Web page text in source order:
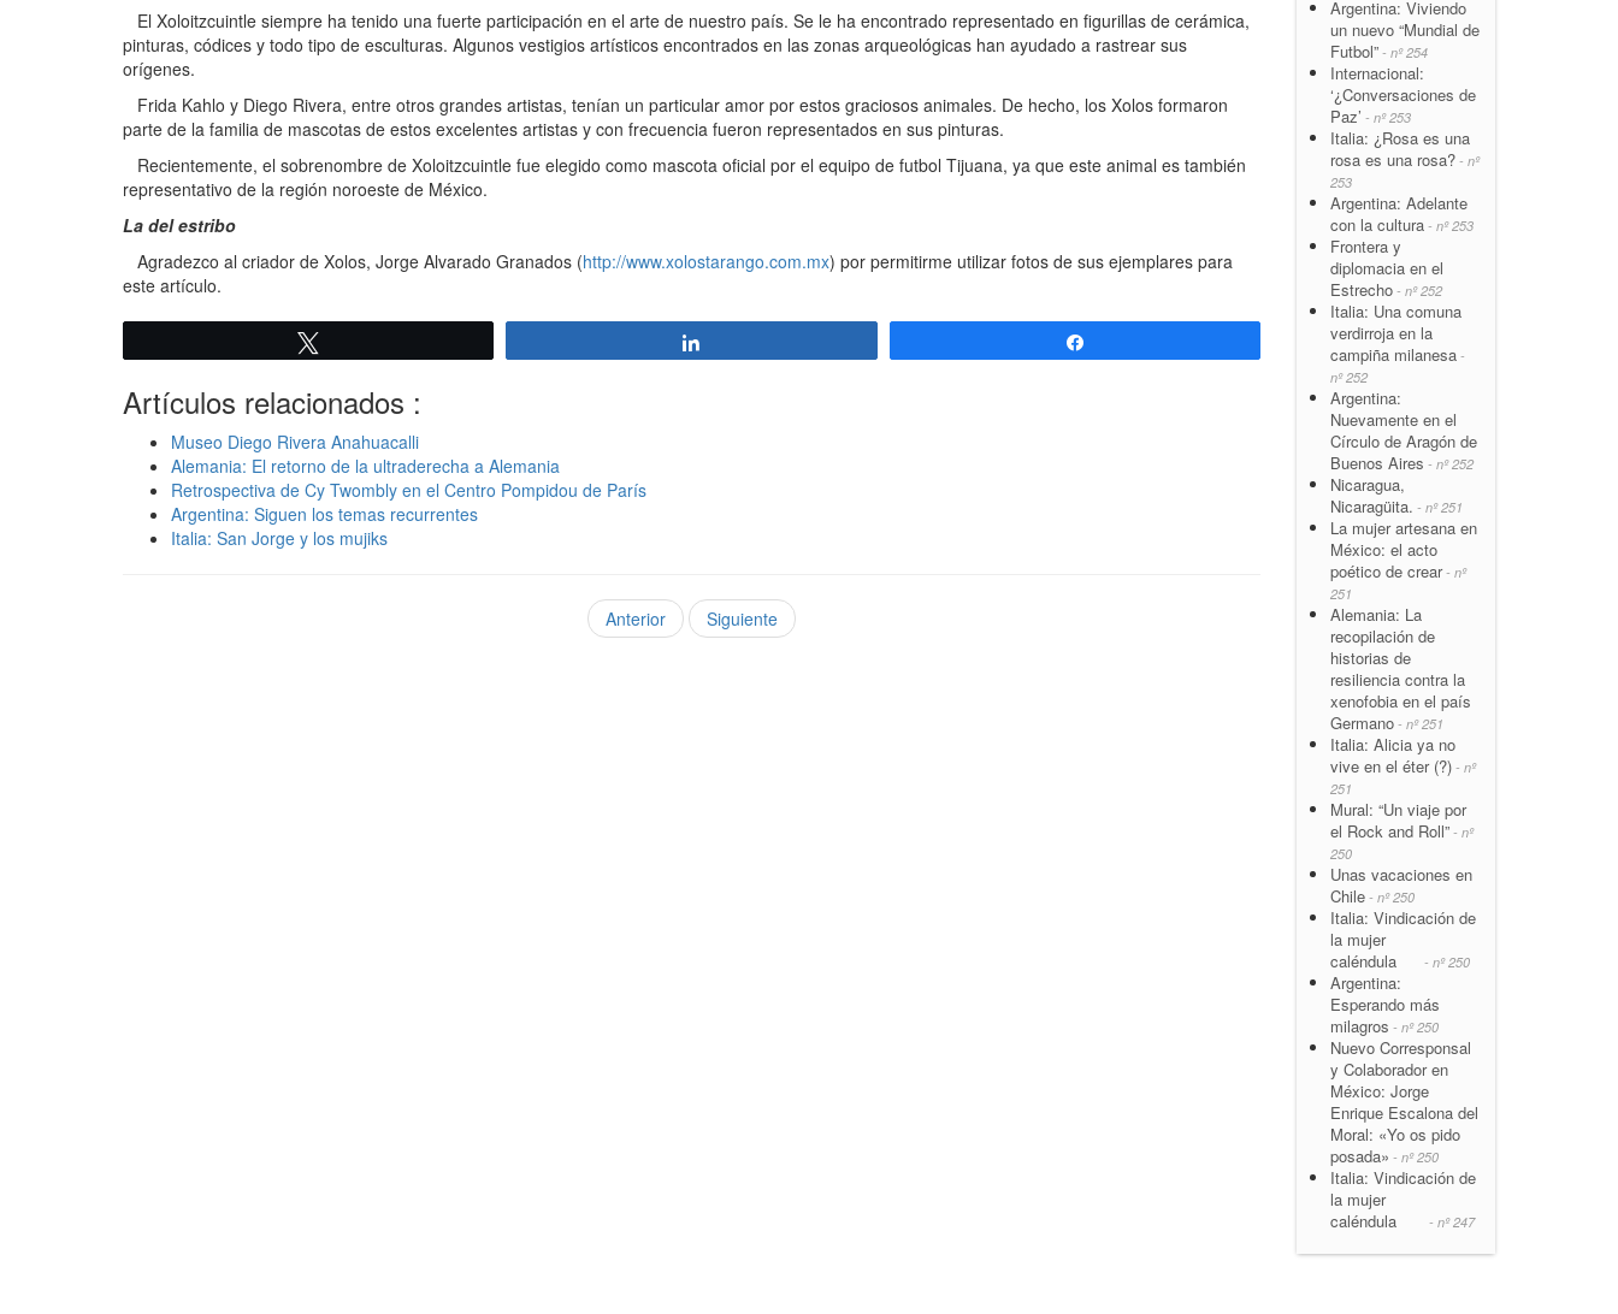
El Xoloitzcuintle siempre ha tenido una fuerte participación en el arte de nuestro país. Se le ha encontrado representado en figurillas de cerámica,
pinturas, códices y todo tipo de esculturas. Algunos vestigios artísticos encontrados en las zonas arqueológicas han ayudado a rastrear sus
orígenes.
Frida Kahlo y Diego Rivera, entre otros grandes artistas, tenían un particular amor por estos graciosos animales. De hecho, los Xolos formaron
parte de la familia de mascotas de estos excelentes artistas y con frecuencia fueron representados en sus pinturas.
Recientemente, el sobrenombre de Xoloitzcuintle fue elegido como mascota oficial por el equipo de futbol Tijuana, ya que este animal es también
representativo de la región noroeste de México.
La del estribo
Agradezco al criador de Xolos, Jorge Alvarado Granados (http://www.xolostarango.com.mx) por permitirme utilizar fotos de sus ejemplares para
este artículo.
Artículos relacionados :
Museo Diego Rivera Anahuacalli
Alemania: El retorno de la ultraderecha a Alemania
Retrospectiva de Cy Twombly en el Centro Pompidou de París
Argentina: Siguen los temas recurrentes
Italia: San Jorge y los mujiks
Anterior Siguiente
Argentina: Viviendo
un nuevo “Mundial de
Futbol” - nº 254
Internacional:
‘¿Conversaciones de
Paz’ - nº 253
Italia: ¿Rosa es una
rosa es una rosa? - nº
253
Argentina: Adelante
con la cultura - nº 253
Frontera y
diplomacia en el
Estrecho - nº 252
Italia: Una comuna
verdirroja en la
campiña milanesa -
nº 252
Argentina:
Nuevamente en el
Círculo de Aragón de
Buenos Aires - nº 252
Nicaragua,
Nicaragüita. - nº 251
La mujer artesana en
México: el acto
poético de crear- nº
251
Alemania: La
recopilación de
historias de
resiliencia contra la
xenofobia en el país
Germano - nº 251
Italia: Alicia ya no
vive en el éter (?) - nº
251
Mural: “Un viaje por
el Rock and Roll” - nº
250
Unas vacaciones en
Chile - nº 250
Italia: Vindicación de
la mujer
caléndula
- nº 250
Argentina:
Esperando más
milagros - nº 250
Nuevo Corresponsal
y Colaborador en
México: Jorge
Enrique Escalona del
Moral: «Yo os pido
posada» - nº 250
Italia: Vindicación de
la mujer
caléndula
- nº 247